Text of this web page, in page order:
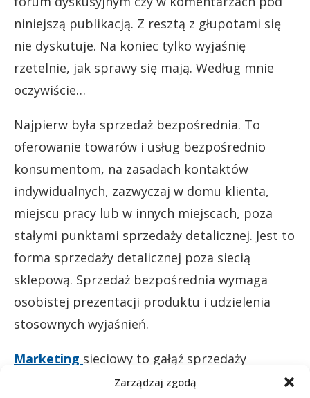
Zarządzaj zgodą
niniejszą publikacją. Z resztą z głupotami się
nie dyskutuje. Na koniec tylko wyjaśnię
rzetelnie, jak sprawy się mają. Według mnie
oczywiście…
Najpierw była sprzedaż bezpośrednia. To
oferowanie towarów i usług bezpośrednio
konsumentom, na zasadach kontaktów
indywidualnych, zazwyczaj w domu klienta,
miejscu pracy lub w innych miejscach, poza
stałymi punktami sprzedaży detalicznej. Jest to
forma sprzedaży detalicznej poza siecią
sklepową. Sprzedaż bezpośrednia wymaga
osobistej prezentacji produktu i udzielenia
stosownych wyjaśnień.
Marketing sieciowy to gałąź sprzedaży
bezpośredniej. System ten stwarza